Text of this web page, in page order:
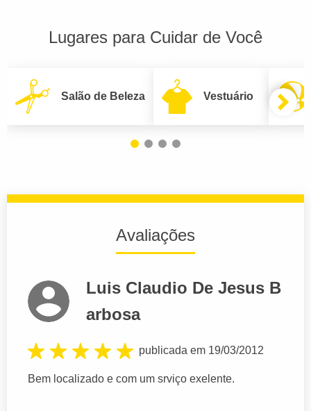
Lugares para Cuidar de Você
Salão de Beleza Vestuário
Avaliações
Luis Claudio De Jesus B
arbosa
publicada em 19/03/2012
Bem localizado e com um srviço exelente.